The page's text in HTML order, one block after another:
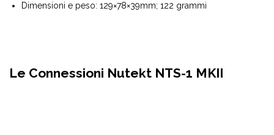
Dimensioni e peso: 129×78×39mm; 122 grammi
Le Connessioni Nutekt NTS-1 MKII